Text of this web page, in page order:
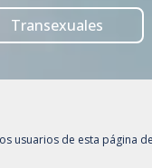
Transexuales
usuarios de esta página